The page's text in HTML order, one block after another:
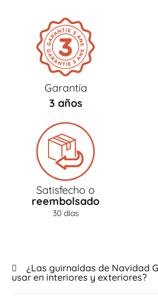
Garantía
3 años
Satisfecho o
reembolsado
30 días
¿Las guirnaldas de Navidad
usar en interiores y exteriores?